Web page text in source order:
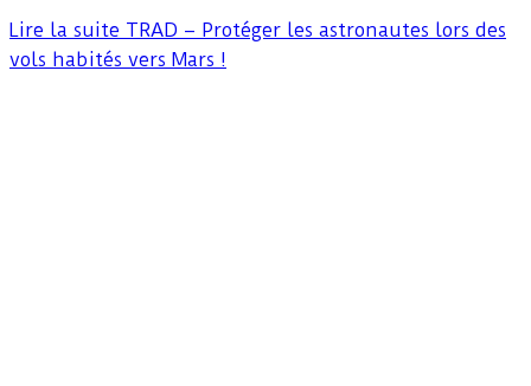
Lire la suite TRAD – Protéger les astronautes lors des
vols habités vers Mars !